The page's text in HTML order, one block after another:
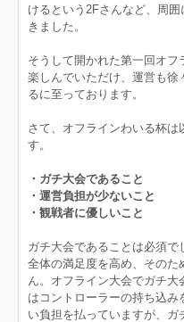
けるという2Fさんなど、周
きました。
そうして開かれた第一回オ
楽しんでいただけ、運営も徐
るに至っております。
さて、オフラインわいる杯は
す。
・ガチ大会であること
・運営負担が少ないこと
・観戦者に優しいこと
ガチ大会であることは必須
全体の満足度を高め、その
ん。オフライン大会でガチ
はコントローラーの持ち込
い負担を払っていますが、